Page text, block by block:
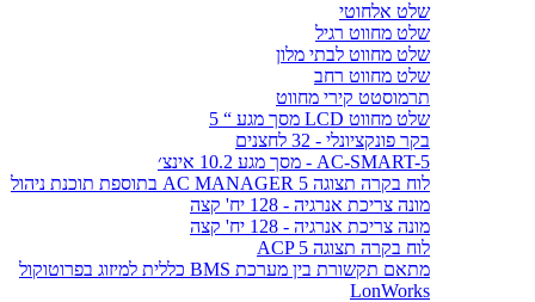
שלט אלחוטי
שלט מחווט רגיל
שלט מחווט לבתי מלון
שלט מחווט רחב
תרמוסטט קירי מחווט
שלט מחווט LCD מסך מגע “ 5
בקר פונקציונלי - 32 לחצנים
AC-SMART-5 - מסך מגע 10.2 אינצ׳
לוח בקרה תצוגה AC MANAGER 5 בתוספת תוכנת ניהול
מונה צריכת אנרגיה - 128 יח' קצה
מונה צריכת אנרגיה - 128 יח' קצה
לוח בקרה תצוגה ACP 5
מתאם תקשורת בין מערכת BMS כללית למיזוג בפרוטוקול
LonWorks